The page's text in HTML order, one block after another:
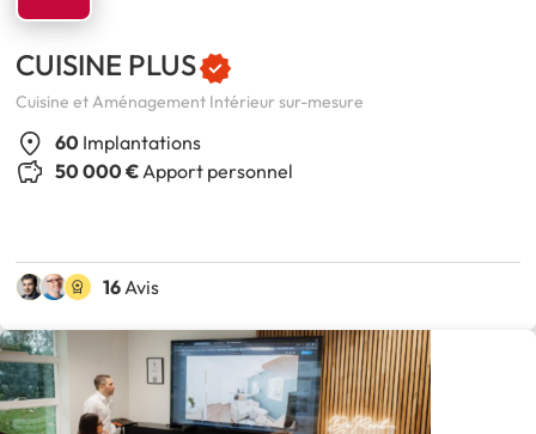
CUISINE PLUS
Cuisine et Aménagement Intérieur sur-mesure
60 Implantations
50 000 €Apport personnel
16 Avis